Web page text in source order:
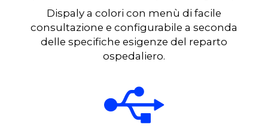
Dispaly a colori con menù di facile
consultazione e configurabile a seconda
delle specifiche esigenze del reparto
ospedaliero.